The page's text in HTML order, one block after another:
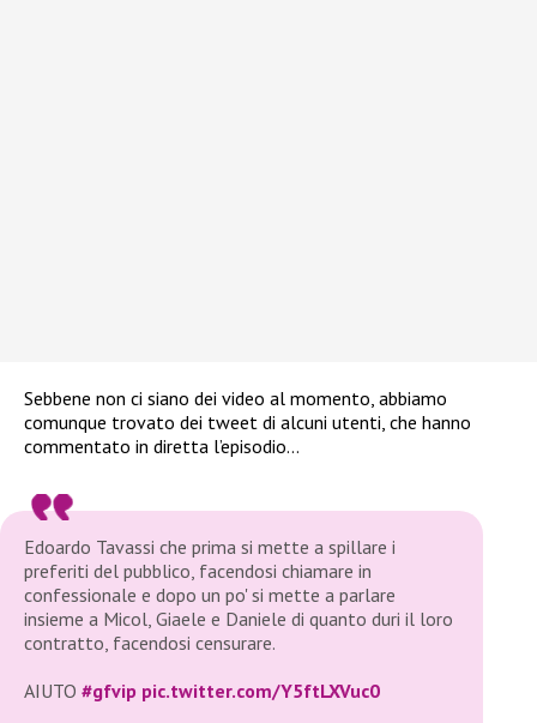
Sebbene non ci siano dei video al momento, abbiamo
comunque trovato dei tweet di alcuni utenti, che hanno
commentato in diretta l’episodio…
Edoardo Tavassi che prima si mette a spillare i
preferiti del pubblico, facendosi chiamare in
confessionale e dopo un po' si mette a parlare
insieme a Micol, Giaele e Daniele di quanto duri il loro
contratto, facendosi censurare.
AIUTO #gfvip pic.twitter.com/Y5ftLXVuc0